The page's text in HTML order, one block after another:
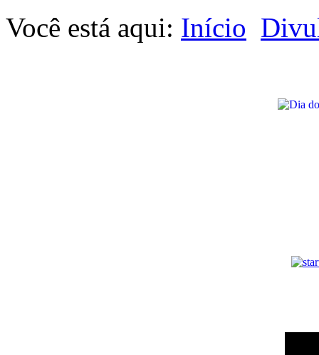
Você está aqui: Início